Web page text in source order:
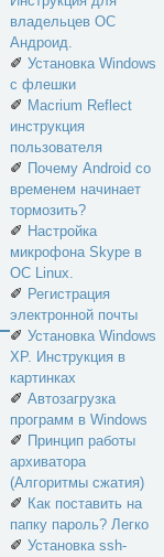
владельцев ОС
Андроид.
✐ Установка Windows
с флешки
✐ Macrium Reflect
инструкция
пользователя
✐ Почему Android со
временем начинает
тормозить?
✐ Настройка
микрофона Skype в
ОС Linux.
✐ Регистрация
электронной почты
✐ Установка Windows
XP. Инструкция в
картинках
✐ Автозагрузка
программ в Windows
✐ Принцип работы
архиватора
(Алгоритмы сжатия)
✐ Как поставить на
папку пароль? Легко
✐ Установка ssh-